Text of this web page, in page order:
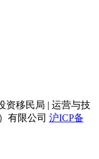
资移民局 | 运营与技
有限公司 沪ICP备